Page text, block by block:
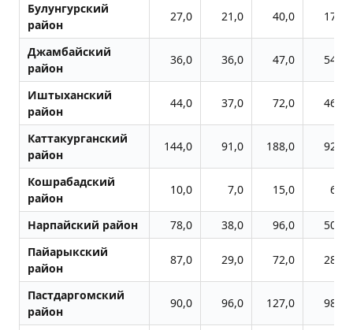
Булунгурский
район
27,0 21,0 40,0 17,0
Джамбайский
район
36,0 36,0 47,0 54,0
Иштыханский
район
44,0 37,0 72,0 46,0
Каттакурганский
район
144,0 91,0 188,0 92,0
Кошрабадский
район
10,0 7,0 15,0 6,0
Нарпайский район 78,0 38,0 96,0
50,0
Пайарыкский
район
87,0 29,0 72,0 28,0
Пастдаргомский
район
90,0 96,0 127,0 98,0